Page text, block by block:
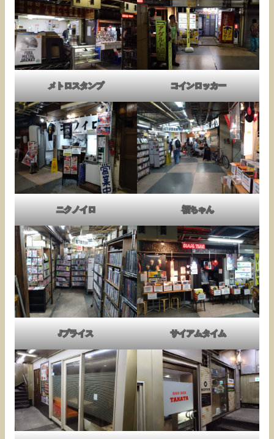
メトロスタンプ コインロッカー
ニクノイロ 福ちゃん
Jプライス サイアムタイム